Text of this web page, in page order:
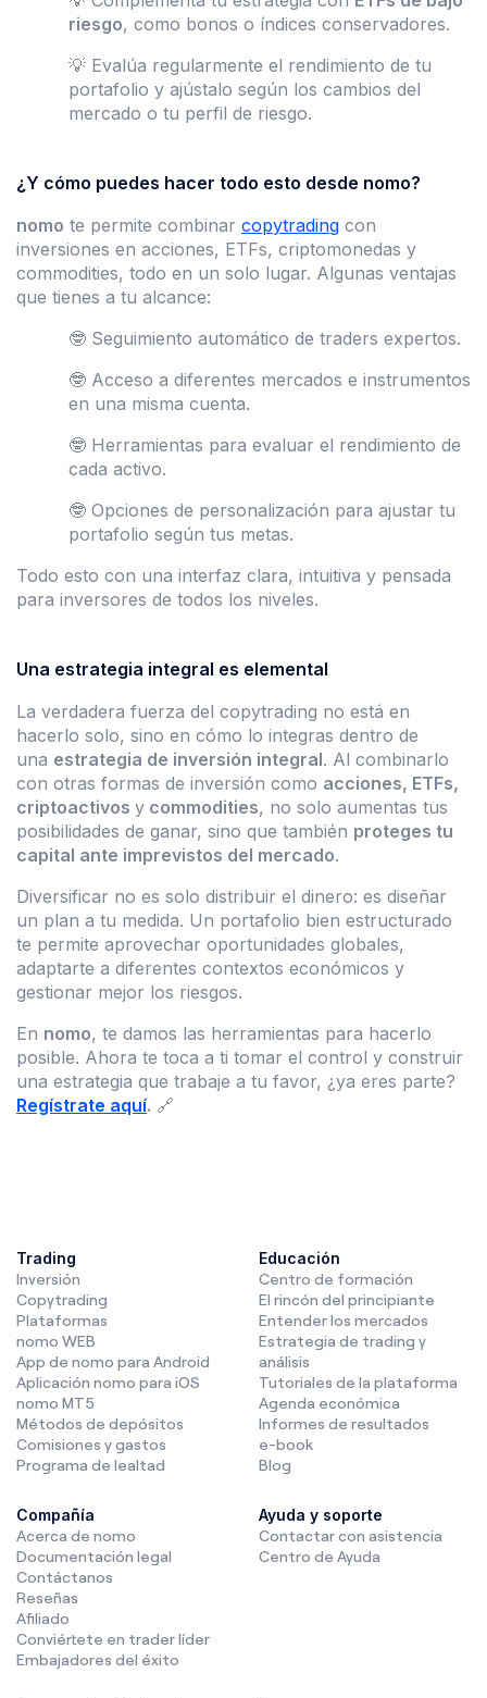
riesgo, como bonos o índices conservadores.
💡 Evalúa regularmente el rendimiento de tu
portafolio y ajústalo según los cambios del
mercado o tu perfil de riesgo.
¿Y cómo puedes hacer todo esto desde nomo?
nomo te permite combinar copytrading con
inversiones en acciones, ETFs, criptomonedas y
commodities, todo en un solo lugar. Algunas ventajas
que tienes a tu alcance:
🤓 Seguimiento automático de traders expertos.
🤓 Acceso a diferentes mercados e instrumentos
en una misma cuenta.
🤓 Herramientas para evaluar el rendimiento de
cada activo.
🤓 Opciones de personalización para ajustar tu
portafolio según tus metas.
Todo esto con una interfaz clara, intuitiva y pensada
para inversores de todos los niveles.
Una estrategia integral es elemental
La verdadera fuerza del copytrading no está en
hacerlo solo, sino en cómo lo integras dentro de
una estrategia de inversión integral. Al combinarlo
con otras formas de inversión como acciones, ETFs,
criptoactivos y commodities, no solo aumentas tus
posibilidades de ganar, sino que también proteges tu
capital ante imprevistos del mercado.
Diversificar no es solo distribuir el dinero: es diseñar
un plan a tu medida. Un portafolio bien estructurado
te permite aprovechar oportunidades globales,
adaptarte a diferentes contextos económicos y
gestionar mejor los riesgos.
En nomo, te damos las herramientas para hacerlo
posible. Ahora te toca a ti tomar el control y construir
una estrategia que trabaje a tu favor, ¿ya eres parte?
Regístrate aquí. 🔗
Trading
Inversión
Copytrading
Plataformas
nomo WEB
App de nomo para Android
Aplicación nomo para iOS
nomo MT5
Métodos de depósitos
Comisiones y gastos
Programa de lealtad
Educación
Centro de formación
El rincón del principiante
Entender los mercados
Estrategia de trading y
análisis
Tutoriales de la plataforma
Agenda económica
Informes de resultados
e-book
Blog
Compañía
Acerca de nomo
Documentación legal
Contáctanos
Reseñas
Afiliado
Conviértete en trader líder
Embajadores del éxito
Ayuda y soporte
Contactar con asistencia
Centro de Ayuda